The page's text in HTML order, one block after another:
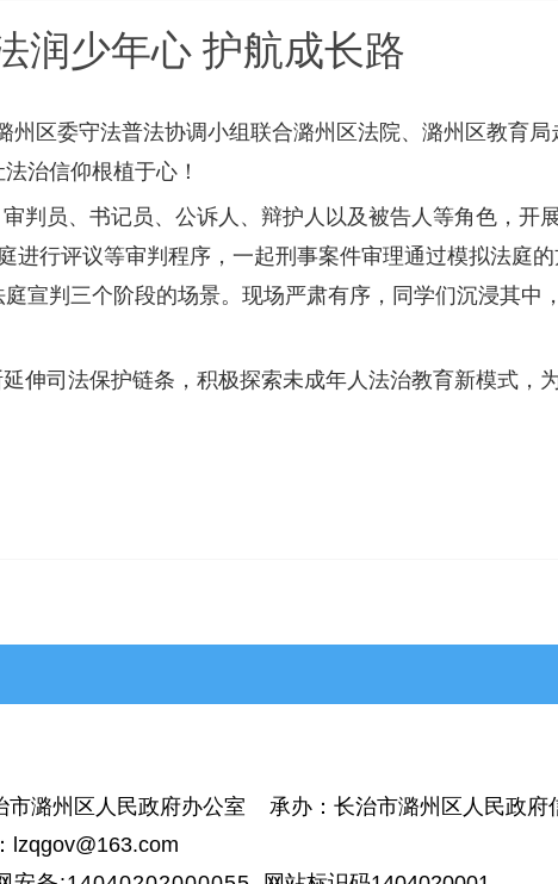
润少年心 护航成长路
区委守法普法协调小组联合潞州区法院、潞州区教育
治信仰根植于心！
判员、书记员、公诉人、辩护人以及被告人等角色，开
进行评议等审判程序，一起刑事案件审理通过模拟法庭
宣判三个阶段的场景。现场严肃有序，同学们沉浸其
伸司法保护链条，积极探索未成年人法治教育新模式，
潞州区人民政府办公室 承办：长治市潞州区人民政府
lzqgov@163.com